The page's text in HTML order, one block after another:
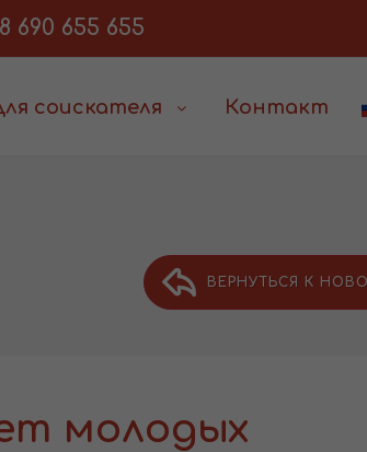
690 655 655
соискателя Контакт
ВЕРНУТЬСЯ К
молодых